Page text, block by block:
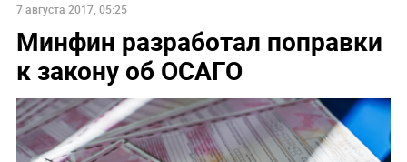
7 августа 2017, 05:25
Минфин разработал поправки
к закону об ОСАГО